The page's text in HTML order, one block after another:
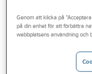
Outlet
Branscher
Genom att klicka på
på din enhet för att förbättra
webbplatsens användning och